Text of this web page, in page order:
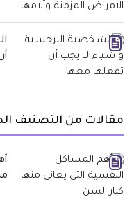
مقالات من التصنيف